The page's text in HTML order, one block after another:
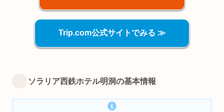
Trip.com公式サイトでみる ≫
ソラリア西鉄ホテル明洞の基本情報